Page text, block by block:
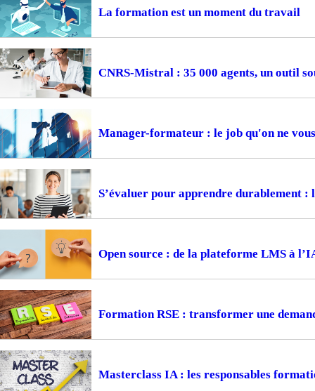
La formation est un moment du travail
CNRS-Mistral : 35 000 agents, un outil
Manager-formateur : le job qu'on ne
S’évaluer pour apprendre durablement :
Open source : de la plateforme LMS à
Formation RSE : transformer une
Masterclass IA : les responsables